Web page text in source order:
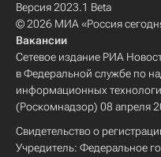
Версия 2023.1 Beta
© 2026 МИА «Россия
Вакансии
Сетевое издание РИА
в Федеральной службе по
информационных
(Роскомнадзор) 08 апреля
Свидетельство о
Учредитель: Федеральное